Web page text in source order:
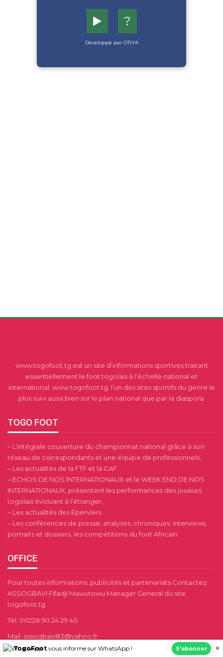
▶️ ?
Développé par OTIYA
www.togofoot.tg est un site d’informations sportives traitant
essentiellement le foot togolais à l’échelle national et
international. www.togofoot.tg, l’un des sites sportifs du genre le
plus suivi aussi bien sur le plan national que par la diaspora.
TOGO FOOT
– L’intégrale couverture du championnat national grâce à son
réseau de correspondants et une équipe de professionnels,
– Les actualités de la FTF et la CAF
– ECHOS DE NOS INTERNATIONAUX et le WEEK END DE NOS
INTERNATIONAUX, présentent les performances des joueurs
togolais évoluant à l’étranger,
– Les actualités des Éperviers
– Les conférences de presse, analyses, chroniques, interviews,
portraits et dossiers, les compétitions du foot Africain.
OFFICE
Pour toutes informations, publicités et partenariats Contactez
ASSOGBAVI Fifadji Mawutowu Manager General du site
togofoot.tg
Tel: 00228 90 24 29 40
Mail: assogbavi83@yahoo.fr
contacts@togofoot.tg
TogoFoot vous informe sur WhatsApp ! S’abonner ×